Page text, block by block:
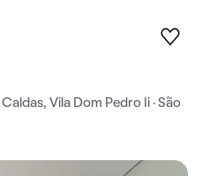
Vila Dom Pedro Ii · São